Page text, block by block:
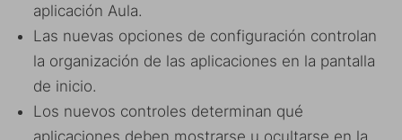
aplicación Aula.
Las nuevas opciones de configuración controlan
la organización de las aplicaciones en la pantalla
de inicio.
Los nuevos controles determinan qué
aplicaciones deben mostrarse u ocultarse en la